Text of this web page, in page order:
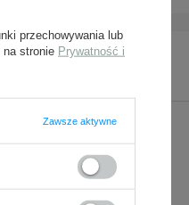
tak szybko jak
przechowywania lub
na stronie Prywatność i
Zawsze aktywne